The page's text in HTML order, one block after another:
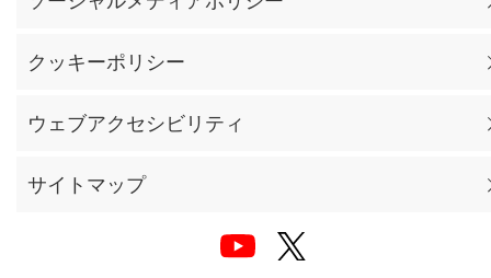
クッキーポリシー
ウェブアクセシビリティ
サイトマップ